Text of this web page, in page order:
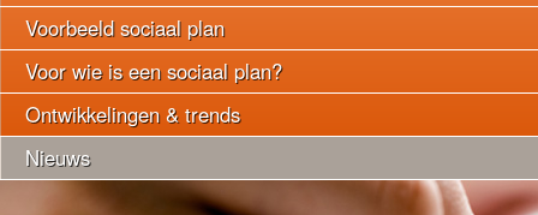
Voorbeeld sociaal plan
Voor wie is een sociaal plan?
Ontwikkelingen & trends
Nieuws